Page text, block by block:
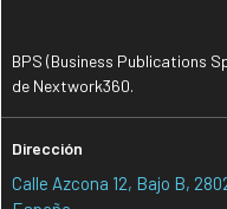
BPS (Business Publications
de Nextwork360.
Dirección
Calle Azcona 12, Bajo B,